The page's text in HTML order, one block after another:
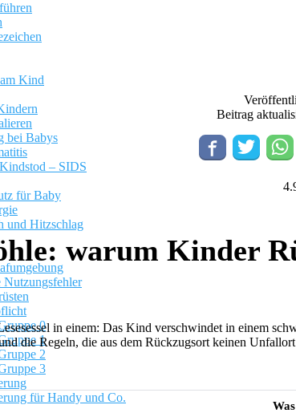
Kind
bei Babys
– SIDS
für Baby
und Hitzschlag
Nutzungsfehler
0
1
2
3
für Handy und Co.
Beitrag
warum Kinder
in einem: Das Kind verschwindet in einem
die Regeln, die aus dem Rückzugsort keinen